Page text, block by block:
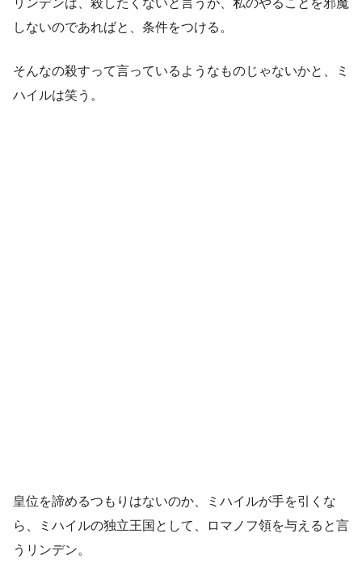
リンデンは、殺したくないと言うが、私のやることを邪魔
しないのであればと、条件をつける。
そんなの殺すって言っているようなものじゃないかと、ミ
ハイルは笑う。
皇位を諦めるつもりはないのか、ミハイルが手を引くな
ら、ミハイルの独立王国として、ロマノフ領を与えると言
うリンデン。